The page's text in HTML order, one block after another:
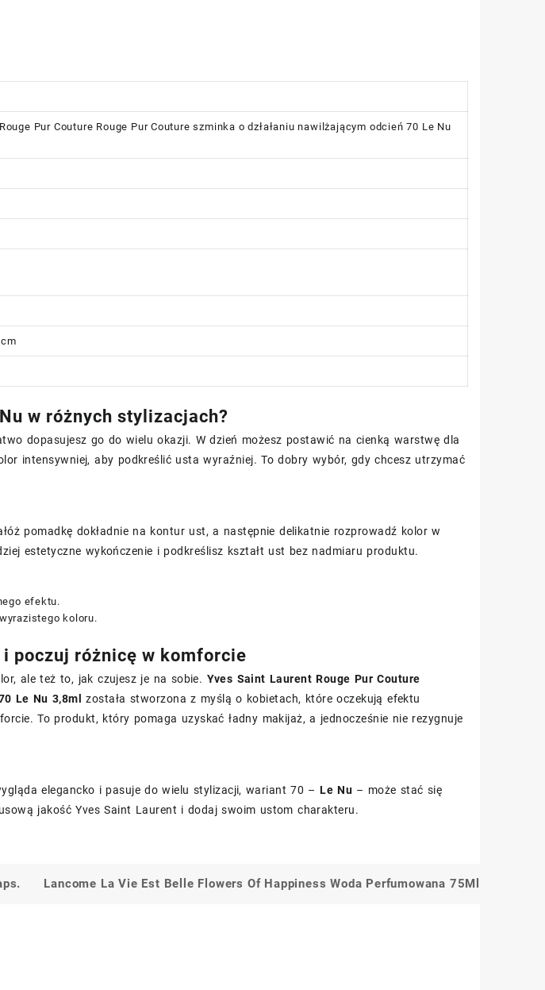
Pur Couture Rouge Pur Couture szminka o dzłałaniu nawilżającym odcień 70 Le Nu
w różnych stylizacjach?
dopasujesz go do wielu okazji. W dzień możesz postawić na cienką warstwę dla
intensywniej, aby podkreślić usta wyraźniej. To dobry wybór, gdy chcesz utrzymać
pomadkę dokładnie na kontur ust, a następnie delikatnie rozprowadź kolor w
estetyczne wykończenie i podkreślisz kształt ust bez nadmiaru produktu.
efektu.
koloru.
poczuj różnicę w komforcie
ale też to, jak czujesz je na sobie. Yves Saint Laurent Rouge Pur Couture
Le Nu 3,8ml
została stworzona z myślą o kobietach, które oczekują efektu
To produkt, który pomaga uzyskać ładny makijaż, a jednocześnie nie rezygnuje
elegancko i pasuje do wielu stylizacji, wariant 70 –Le Nu – może stać się
jakość Yves Saint Laurent i dodaj swoim ustom charakteru.
Lancome La Vie Est Belle Flowers Of Happiness Woda Perfumowana 75Ml